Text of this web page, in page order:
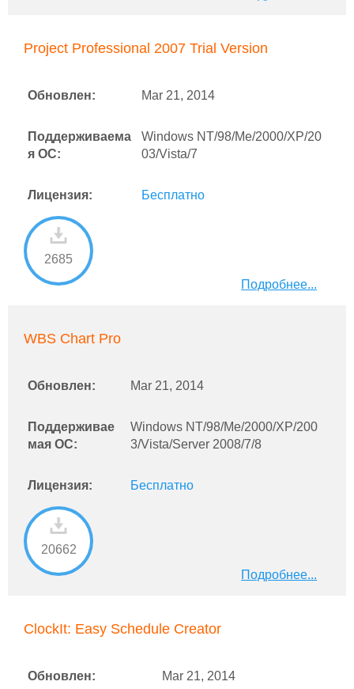
Project Professional 2007 Trial Version
Обновлен: Mar 21, 2014
Поддерживаема
я ОС:
Windows NT/98/Me/2000/XP/20
03/Vista/7
Лицензия: Бесплатно
2685
Подробнее...
WBS Chart Pro
Обновлен: Mar 21, 2014
Поддерживае
мая ОС:
Windows NT/98/Me/2000/XP/200
3/Vista/Server 2008/7/8
Лицензия: Бесплатно
20662
Подробнее...
ClockIt: Easy Schedule Creator
Обновлен: Mar 21, 2014